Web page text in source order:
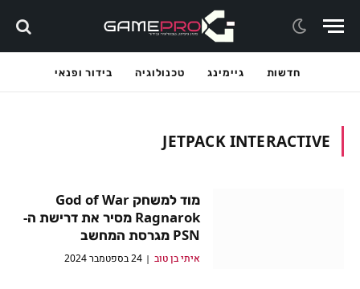
חדשות גיימינג טכנולוגיה בידור ופנאי
JETPACK INTERACTIVE
מוד למשחק God of War
Ragnarok מסיר את דרישת ה-
PSN מגרסת המחשב
איתי בן טוב 24 בספטמבר 2024